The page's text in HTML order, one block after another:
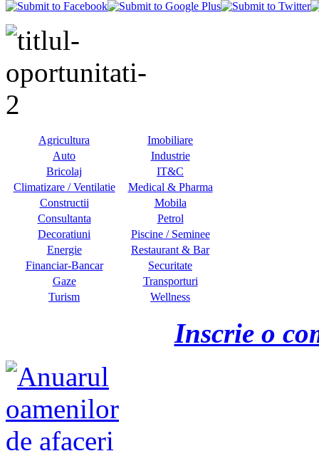
Agricultura
Imobiliare
Auto
Industrie
Bricolaj
IT&C
Climatizare / Ventilatie
Medical & Pharma
Constructii
Mobila
Consultanta
Petrol
Decoratiuni
Piscine / Seminee
Energie
Restaurant & Bar
Financiar-Bancar
Securitate
Gaze
Transporturi
Turism
Wellness
Inscrie o